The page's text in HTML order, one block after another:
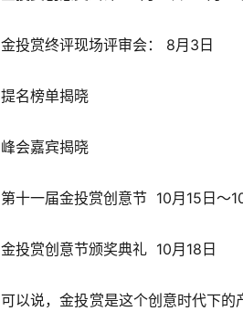
金投赏终评现场评审会： 8月3日
提名榜单揭晓
峰会嘉宾揭晓
第十一届金投赏创意节  10月15日～
金投赏创意节颁奖典礼  10月18日
可以说，金投赏是这个创意时代下